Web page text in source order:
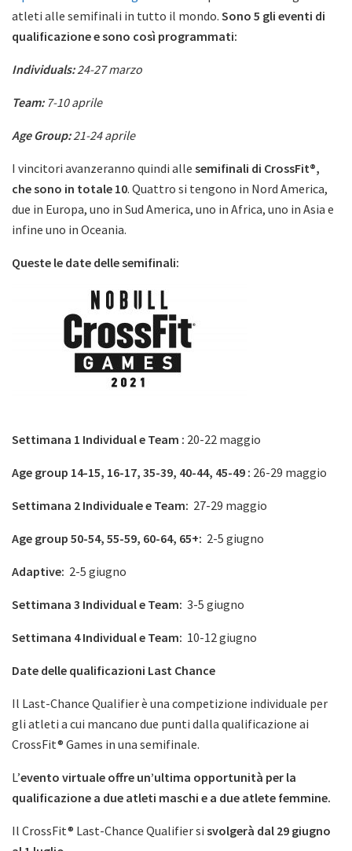
atleti alle semifinali in tutto il mondo. Sono 5 gli eventi di
qualificazione e sono così programmati:
Individuals:24-27 marzo
Team:7-10 aprile
Age Group:21-24 aprile
I vincitori avanzeranno quindi alle semifinali di CrossFit®,
che sono in totale 10. Quattro si tengono in Nord America,
due in Europa, uno in Sud America, uno in Africa, uno in Asia e
infine uno in Oceania.
Queste le date delle semifinali:
Settimana 1 Individual e Team : 20-22 maggio
Age group 14-15, 16-17, 35-39, 40-44, 45-49 : 26-29 maggio
Settimana 2 Individuale e Team: 27-29 maggio
Age group 50-54, 55-59, 60-64, 65+: 2-5 giugno
Adaptive: 2-5 giugno
Settimana 3 Individual e Team: 3-5 giugno
Settimana 4 Individual e Team: 10-12 giugno
Date delle qualificazioni Last Chance
Il Last-Chance Qualifier è una competizione individuale per
gli atleti a cui mancano due punti dalla qualificazione ai
CrossFit® Games in una semifinale.
L’evento virtuale offre un’ultima opportunità per la
qualificazione a due atleti maschi e a due atlete femmine.
Il CrossFit® Last-Chance Qualifier si svolgerà dal 29 giugno